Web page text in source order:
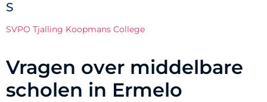
S
SVPO Tjalling Koopmans College
Vragen over middelbare
scholen in Ermelo